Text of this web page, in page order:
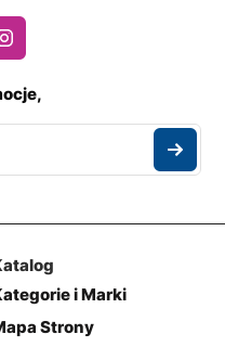
i Marki
Strony